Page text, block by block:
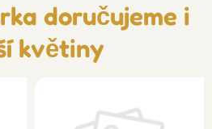
doručujeme i
květiny